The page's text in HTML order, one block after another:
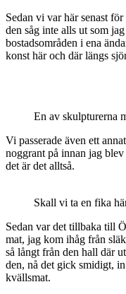
Sedan vi var här senast
den såg inte alls ut som
bostadsområden i ena
konst här och där längs
En av skulpturerna
Vi passerade även ett
noggrant på innan jag
det är det alltså.
Skall vi ta en fika
Sedan var det tillbaka till
mat, jag kom ihåg från
så långt från den hall där
den, nå det gick smidigt,
kvällsmat.